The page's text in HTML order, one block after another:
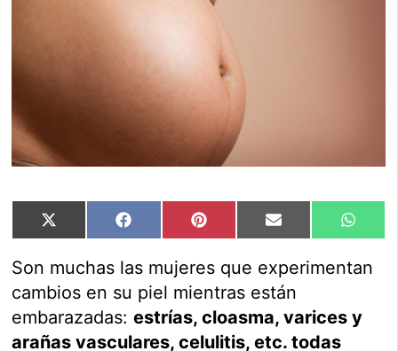
Compartir
en
X
(Twitter)
Compartir
en
Facebook Compartir
en
Pinterest Compartir
en
Email
en
Son muchas las mujeres que experimentan
cambios en su piel mientras están
embarazadas:estrías, cloasma, varices y
arañas vasculares, celulitis, etc. todas